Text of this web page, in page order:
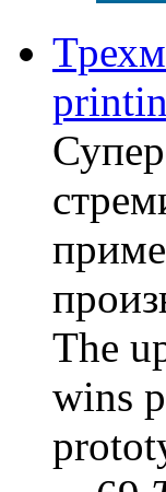
The
wins